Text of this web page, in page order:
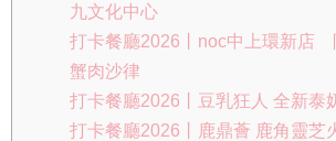
九文化中心
打卡餐廳2026丨noc中上環新店
蟹肉沙律
打卡餐廳2026丨豆乳狂人 全新泰
打卡餐廳2026丨鹿鼎薈 鹿角靈芝